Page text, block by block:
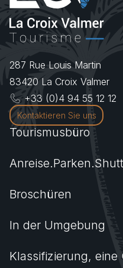
287 Rue Louis Martin
83420 La Croix Valmer
+33 (0)4 94 55 12 12
Kontaktieren Sie uns
Tourismusbüro
Broschüren
In der Umgebung
Klassifizierung, eine